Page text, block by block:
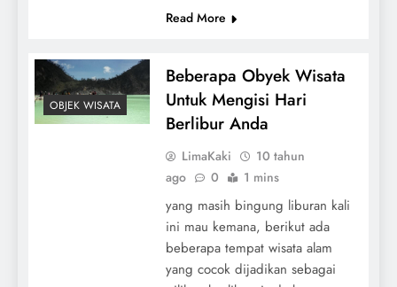
Read More
OBJEK WISATA
Beberapa Obyek Wisata
Untuk Mengisi Hari
Berlibur Anda
LimaKaki
10 tahun
ago
0 1 mins
yang masih bingung liburan kali
ini mau kemana, berikut ada
beberapa tempat wisata alam
yang cocok dijadikan sebagai